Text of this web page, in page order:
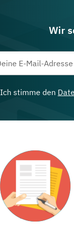
Wir
Ich stimme den